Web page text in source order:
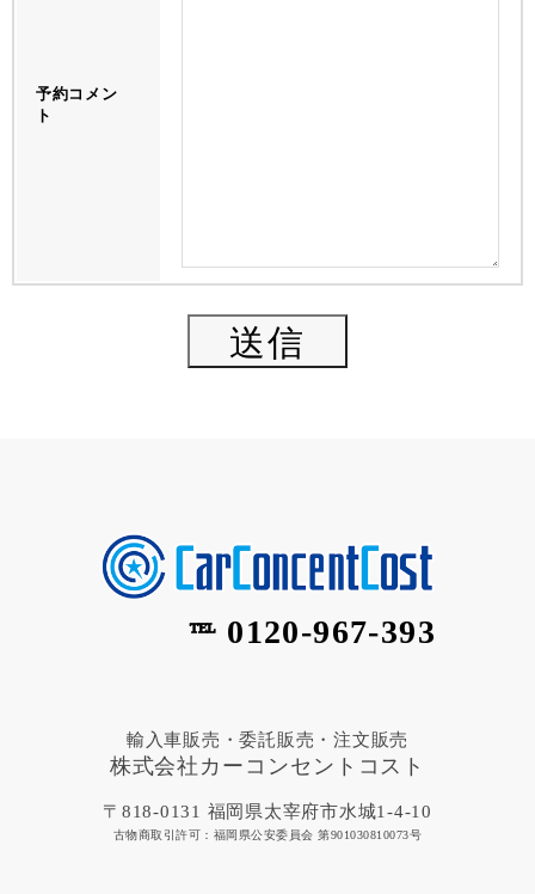
予約コメン
ト
℡ 0120-967-393
輸入車販売・委託販売・注文販売
株式会社カーコンセントコスト
〒818-0131 福岡県太宰府市水城1-4-10
古物商取引許可：福岡県公安委員会 第901030810073号